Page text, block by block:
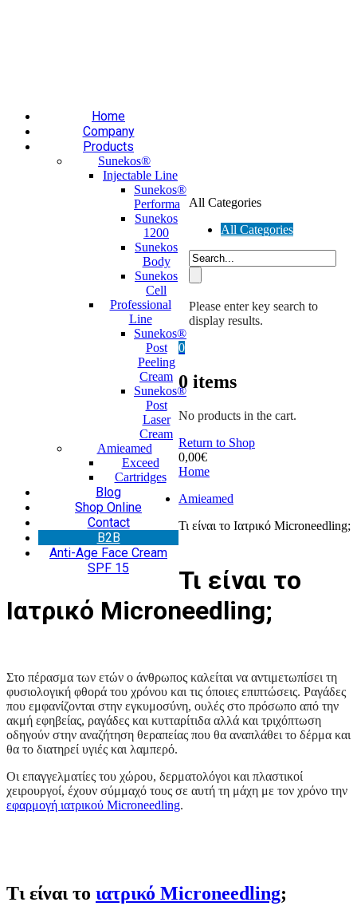
Home
Company
Products
Sunekos®
Injectable Line
Sunekos®
Performa
Sunekos
1200
Sunekos
Body
Sunekos
Cell
Professional
Line
Sunekos®
Post
Peeling
Cream
Sunekos®
Post
Laser
Cream
Amieamed
Exceed
Cartridges
Blog
Shop Online
Contact
Β2Β
Anti-Age Face Cream
SPF 15
All Categories
All Categories
Please enter key search to
display results.
0
0 items
No products in the cart.
Return to Shop
0,00€
Home
Amieamed
Τι είναι το Ιατρικό Microneedling;
Τι είναι το
Ιατρικό Microneedling;
Στο πέρασμα των ετών ο άνθρωπος καλείται να αντιμετωπίσει τη
φυσιολογική φθορά του χρόνου και τις όποιες επιπτώσεις. Ραγάδες
που εμφανίζονται στην εγκυμοσύνη, ουλές στο πρόσωπο από την
ακμή εφηβείας, ραγάδες και κυτταρίτιδα αλλά και τριχόπτωση
οδηγούν στην αναζήτηση θεραπείας που θα αναπλάθει το δέρμα και
θα το διατηρεί υγιές και λαμπερό.
Οι επαγγελματίες του χώρου, δερματολόγοι και πλαστικοί
χειρουργοί, έχουν σύμμαχό τους σε αυτή τη μάχη με τον χρόνο την
εφαρμογή ιατρικού Microneedling.
Τι είναι το ιατρικό Microneedling;